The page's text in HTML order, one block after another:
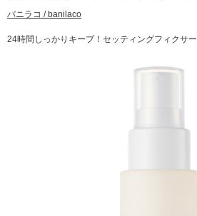
バニラコ / banilaco
24時間しっかりキープ！セッティングフィクサー